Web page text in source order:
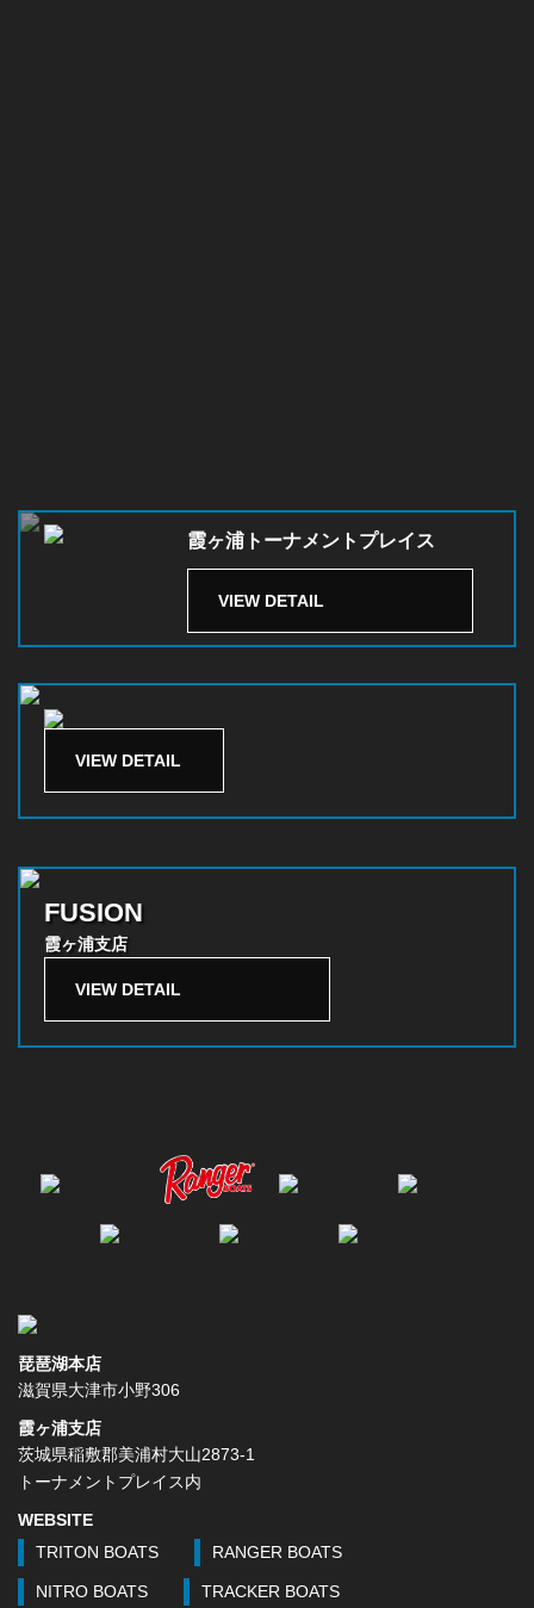
霞ヶ浦トーナメントプレイス
VIEW DETAIL
VIEW DETAIL
FUSION
霞ヶ浦支店
VIEW DETAIL
琵琶湖本店
滋賀県大津市小野306
霞ヶ浦支店
茨城県稲敷郡美浦村大山2873-1
トーナメントプレイス内
WEBSITE
TRITON BOATS
RANGER BOATS
NITRO BOATS TRACKER BOATS